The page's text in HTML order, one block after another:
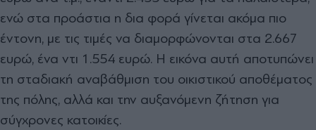
ενώ στα προάστια η δια φορά γίνεται ακόμα πιο
έντονη, με τις τιμές να διαμορφώνονται στα 2.667
ευρώ, ένα ντι 1.554 ευρώ. Η εικόνα αυτή αποτυπώνει
τη σταδιακή αναβάθμιση του οικιστικού αποθέματος
της πόλης, αλλά και την αυξανόμενη ζήτηση για
σύγχρονες κατοικίες.